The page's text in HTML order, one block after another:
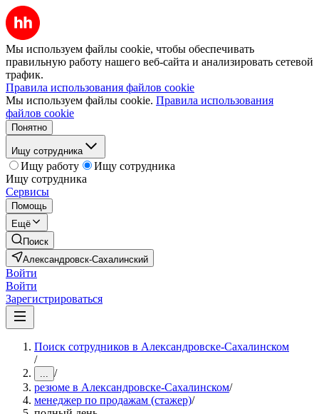
Мы используем файлы cookie, чтобы обеспечивать
правильную работу нашего веб-сайта и анализировать сетевой
трафик.
Правила использования файлов cookie
Мы используем файлы cookie. Правила использования
файлов cookie
Понятно
Ищу сотрудника
Ищу работу
Ищу сотрудника
Ищу сотрудника
Сервисы
Помощь
Ещё
Поиск
Александровск-Сахалинский
Войти
Войти
Зарегистрироваться
Поиск сотрудников в Александровске-Сахалинском
/
... /
резюме в Александровске-Сахалинском/
менеджер по продажам (стажер)/